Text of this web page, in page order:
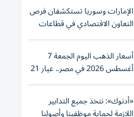
الإمارات وسوريا تستكشفان فرص
التعاون الاقتصادي في قطاعات
حيوية
أسعار الذهب اليوم الجمعة 7
أغسطس 2026 في مصر.. عيار 21
يقترب من هذا الرقم
«أدنوك»: نتخذ جميع التدابير
اللازمة لحماية موظفينا وأصولنا